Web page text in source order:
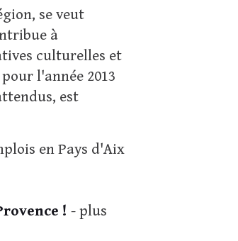
se veut
à
culturelles et
l'année 2013
est
en Pays d'Aix
! - plus